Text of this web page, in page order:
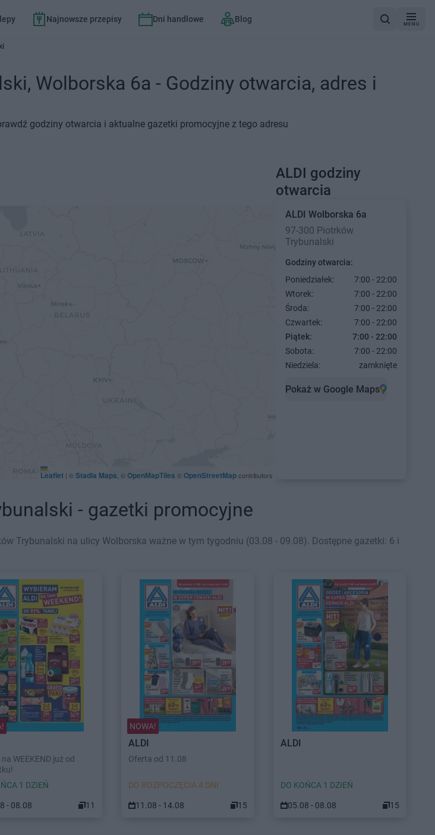
Najnowsze przepisy Dni handlowe Blog
MENU
Wolborska 6a - Godziny otwarcia, adres i
godziny otwarcia i aktualne gazetki promocyjne z tego adresu
ALDI godziny
otwarcia
ALDI Wolborska 6a
97-300 Piotrków
Trybunalski
Godziny otwarcia:
Poniedziałek:
7:00 - 22:00
Wtorek:
7:00 - 22:00
Środa:
7:00 - 22:00
Czwartek:
7:00 - 22:00
Piątek:
7:00 - 22:00
Sobota:
7:00 - 22:00
Niedziela:
zamknięte
Pokaż w Google Maps
Leaflet | ©Stadia Maps , ©OpenMapTiles ©OpenStreetMapcontributors
- gazetki promocyjne
Trybunalski na ulicy Wolborska ważne w tym tygodniu (03.08 - 09.08). Dostępne gazetki: 6 i
WEEKEND już od
1 DZIEŃ
- 08.08 11
NOWA!
ALDI
Oferta od 11.08
DO ROZPOCZĘCIA 4 DNI
11.08 - 14.08 15
ALDI
DO KOŃCA 1 DZIEŃ
05.08 - 08.08 15